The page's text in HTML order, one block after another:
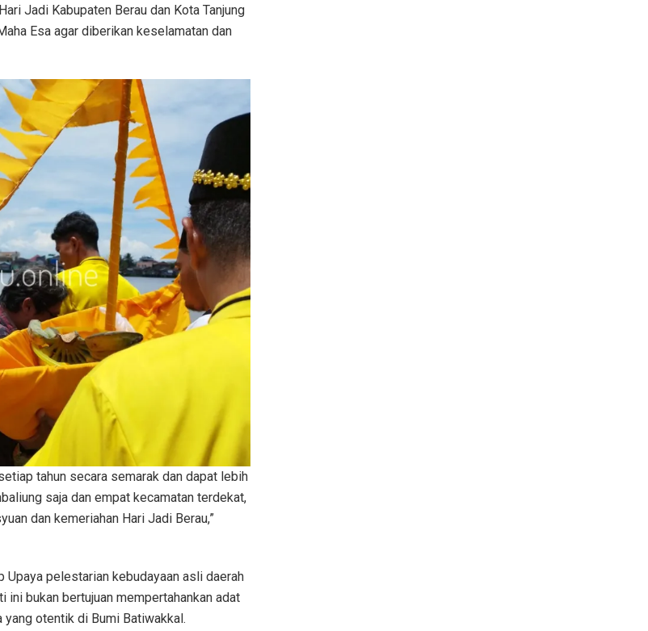
Jadi Kabupaten Berau dan Kota Tanjung
Esa agar diberikan keselamatan dan
tahun secara semarak dan dapat lebih
saja dan empat kecamatan terdekat,
dan kemeriahan Hari Jadi Berau,”
pelestarian kebudayaan asli daerah
ini bukan bertujuan mempertahankan adat
otentik di Bumi Batiwakkal.